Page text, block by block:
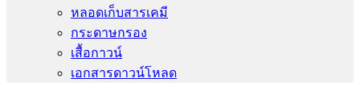
หลอดเก็บสารเคมี
กระดาษกรอง
เสื้อกาวน์
เอกสารดาวน์โหลด